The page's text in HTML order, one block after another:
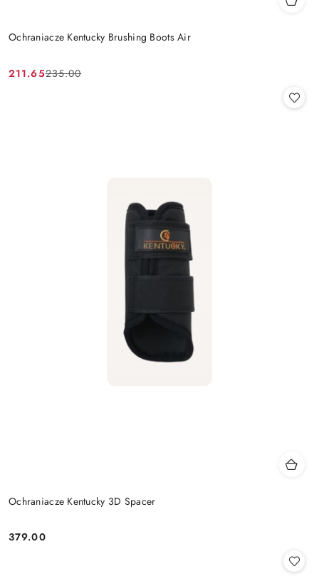
Ochraniacze Kentucky Brushing Boots Air
Cena
211.65
Cena
235.00
Ochraniacze Kentucky 3D Spacer
Cena:
379.00